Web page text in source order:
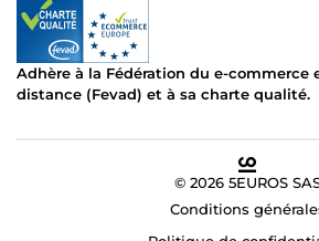
Adhère à la Fédération du e-commerce
distance (Fevad) et à sa charte qualité.
© 2026 5EUROS
Conditions